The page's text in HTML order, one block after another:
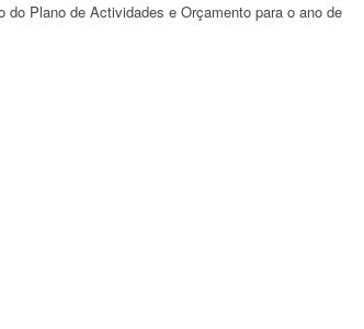
Plano de Actividades e Orçamento para o ano de